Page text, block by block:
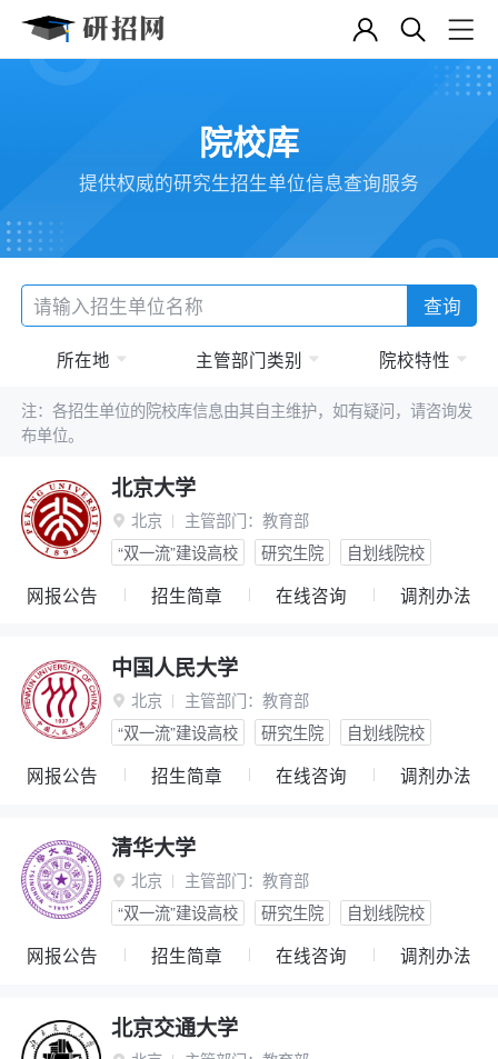
院校库
提供权威的研究生招生单位信息查询服务
查询
所在地 主管部门类别 院校特性
注：各招生单位的院校库信息由其自主维护，如有疑问，请咨询发
布单位。
北京大学
 北京 主管部门： 教育部
“双一流”建设高校
研究生院 自划线院校
网报公告 招生简章 在线咨询 调剂办法
中国人民大学
 北京 主管部门： 教育部
“双一流”建设高校
研究生院 自划线院校
网报公告 招生简章 在线咨询 调剂办法
清华大学
 北京 主管部门： 教育部
“双一流”建设高校
研究生院 自划线院校
网报公告 招生简章 在线咨询 调剂办法
北京交通大学